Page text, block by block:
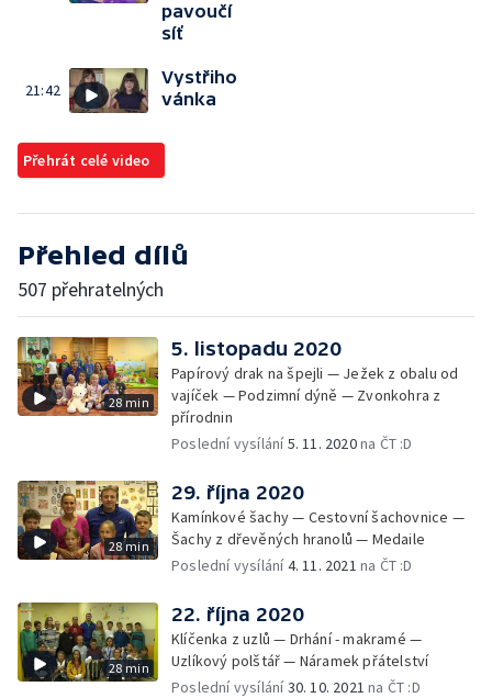
pavoučí
síť
21:42
Vystřiho
vánka
Přehrát celé video
Přehled dílů
507 přehratelných
28 min
5. listopadu 2020
Papírový drak na špejli — Ježek z obalu od
vajíček — Podzimní dýně — Zvonkohra z
přírodnin
Poslední vysílání5. 11. 2020na ČT :D
28 min
29. října 2020
Kamínkové šachy — Cestovní šachovnice —
Šachy z dřevěných hranolů — Medaile
Poslední vysílání4. 11. 2021 na ČT :D
28 min
22. října 2020
Klíčenka z uzlů — Drhání - makramé —
Uzlíkový polštář — Náramek přátelství
Poslední vysílání30. 10. 2021 na ČT :D